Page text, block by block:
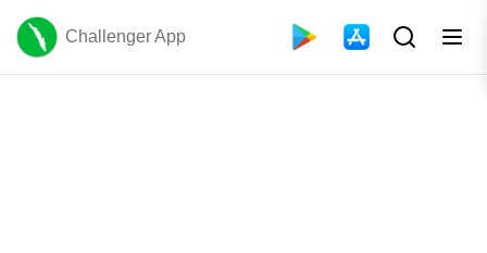
Challenger App